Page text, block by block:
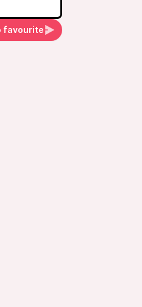
favourite